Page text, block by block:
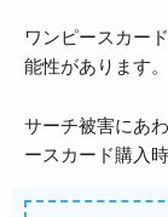
ワンピースカー
能性があります。
サーチ被害にあ
ースカード購入